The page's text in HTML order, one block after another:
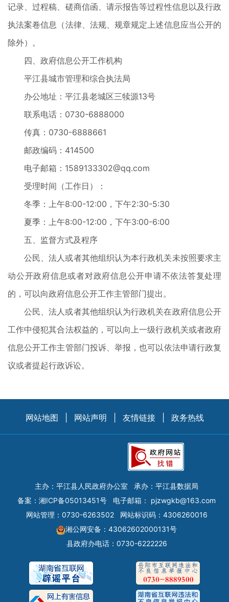
记录、过程稿、磋商信函、请示报告等过程性信息以及行政
执法案卷信息（法律、法规、规章规定上述信息应当公开的
除外）。
四、政府信息公开工作机构
平江县城市管理和综合执法局
办公地址：平江县老城区三犊源13号
联系电话：0730-6888000
传真：0730-6888661
邮政编码：414500
电子邮箱：1589133302@qq.com
受理时间（工作日）：
冬季：上午8:00-12:00，下午2:30-5:30
夏季：上午8:00-12:00，下午3:00-6:00
五、监督方式及程序
公民、法人或者其他组织认为本行政机关未按照要求主
动公开政府信息或者对政府信息公开申请不依法答复处理
的，可以向政府信息公开工作主管部门提出。
公民、法人或者其他组织认为行政机关在政府信息公开
工作中侵犯其合法权益的，可以向上一级行政机关或者政府
信息公开工作主管部门投诉、举报，也可以依法申请行政复
议或者提起行政诉讼。
网站地图 网站声明 友情链接 政务热线
主办：平江县人民政府办公室
承办：平江县数据局
备案： 湘ICP备05013451号 电子邮箱： pjzwgkb@163.com
网站管理：0730-6263502
网站标识码：4306260016
湘公网安备：43062602000131号
县政府办电话：0730-6222226